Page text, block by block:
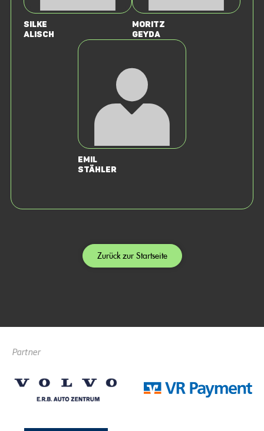
Silke
Alisch
Moritz
Geyda
Emil
Stähler
Zurück zur Startseite
Partner